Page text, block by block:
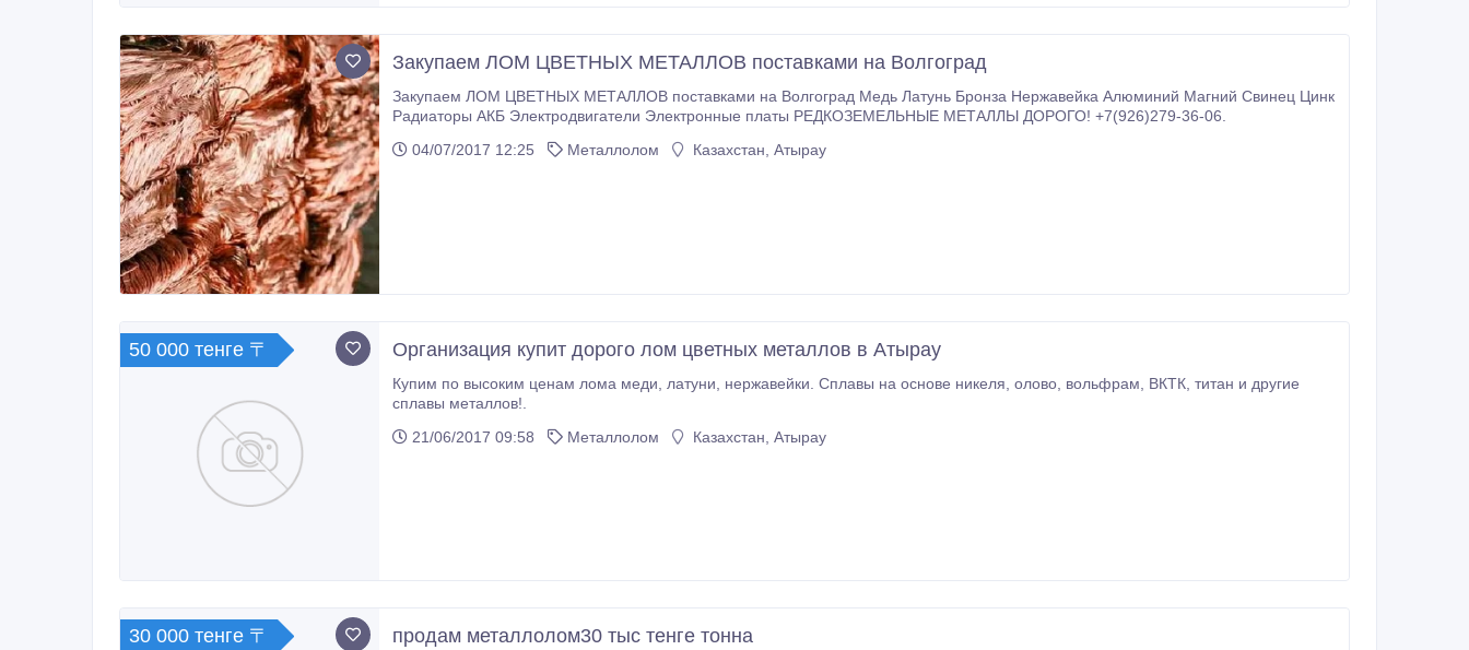
Закупаем ЛОМ ЦВЕТНЫХ МЕТАЛЛОВ поставками на Волгоград
Закупаем ЛОМ ЦВЕТНЫХ МЕТАЛЛОВ поставками на Волгоград Медь Латунь Бронза Нержавейка Алюминий Магний Свинец Цинк
Радиаторы АКБ Электродвигатели Электронные платы РЕДКОЗЕМЕЛЬНЫЕ МЕТАЛЛЫ ДОРОГО! +7(926)279-36-06.
04/07/2017 12:25
Металлолом Казахстан, Атырау
50 000 тенге 〒 Организация купит дорого лом цветных металлов в Атырау
Купим по высоким ценам лома меди, латуни, нержавейки. Сплавы на основе никеля, олово, вольфрам, ВКТК, титан и другие
сплавы металлов!.
21/06/2017 09:58
Металлолом Казахстан, Атырау
30 000 тенге 〒 продам металлолом30 тыс тенге тонна